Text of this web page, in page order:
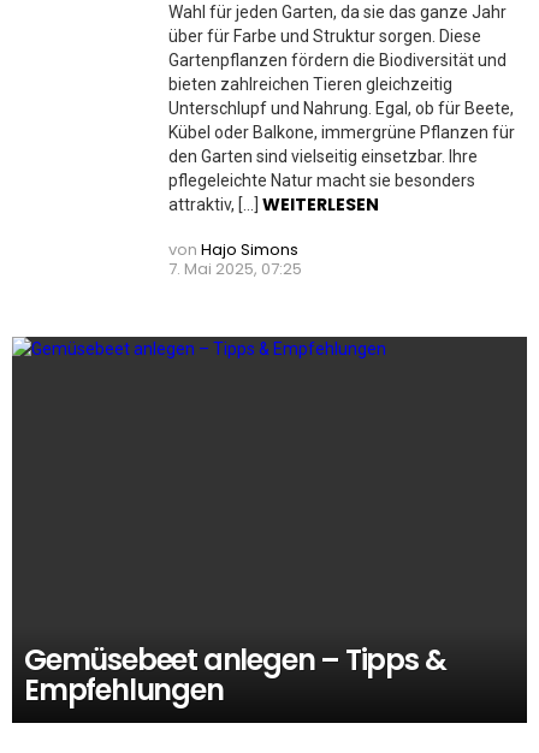
Wahl für jeden Garten, da sie das ganze Jahr
über für Farbe und Struktur sorgen. Diese
Gartenpflanzen fördern die Biodiversität und
bieten zahlreichen Tieren gleichzeitig
Unterschlupf und Nahrung. Egal, ob für Beete,
Kübel oder Balkone, immergrüne Pflanzen für
den Garten sind vielseitig einsetzbar. Ihre
pflegeleichte Natur macht sie besonders
attraktiv, […] WEITERLESEN
von Hajo Simons
7. Mai 2025, 07:25
Gemüsebeet anlegen – Tipps &
Empfehlungen